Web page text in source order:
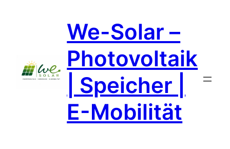
We-Solar –
Photovoltaik
| Speicher |
E-Mobilität